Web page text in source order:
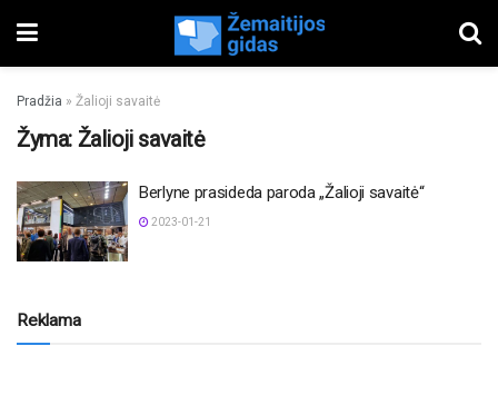
Pradžia » Žalioji savaitė
Žyma: Žalioji savaitė
Berlyne prasideda paroda „Žalioji savaitė“
2023-01-21
Reklama